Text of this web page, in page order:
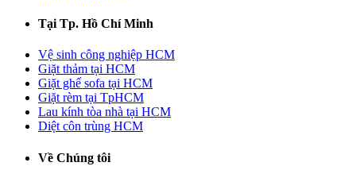
Tại Tp. Hồ Chí Minh
Vệ sinh công nghiệp HCM
Giặt thảm tại HCM
Giặt ghế sofa tại HCM
Giặt rèm tại TpHCM
Lau kính tòa nhà tại HCM
Diệt côn trùng HCM
Về Chúng tôi